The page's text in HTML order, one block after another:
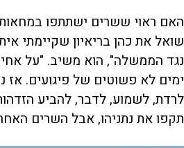
האם ראוי ששרים ישתתפו
שואל את כהן בריאיון שקיימתי
נגד הממשלה", הוא משיב. "על
ימים לא פשוטים של פיגועים. אז
לרדת, לשמוע, לדבר, להביע
תקפו את נתניהו, אבל השרים